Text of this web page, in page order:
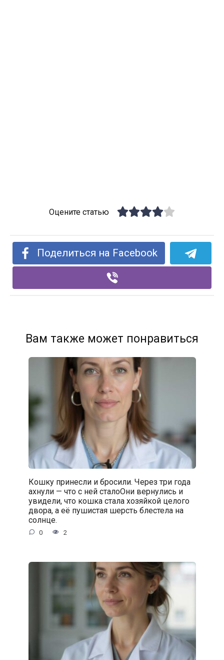
Оцените статью
Поделиться на Facebook
Вам также может понравиться
Кошку принесли и бросили. Через три года
ахнули — что с ней сталоОни вернулись и
увидели, что кошка стала хозяйкой целого
двора, а её пушистая шерсть блестела на
солнце.
0 2